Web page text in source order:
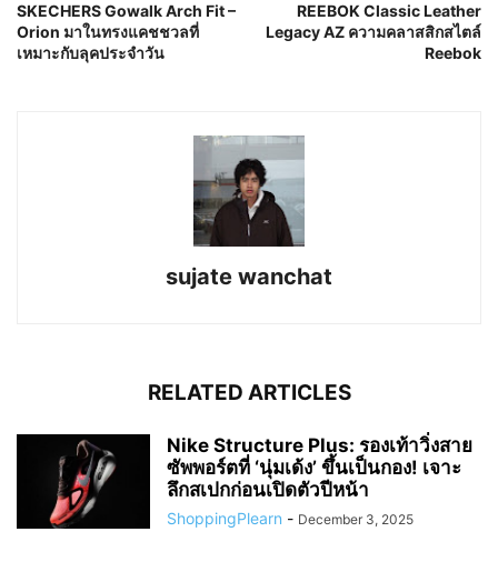
SKECHERS Gowalk Arch Fit –
Orion มาในทรงแคชชวลที่
เหมาะกับลุคประจำวัน
REEBOK Classic Leather
Legacy AZ ความคลาสสิกสไตล์
Reebok
sujate wanchat
RELATED ARTICLES
Nike Structure Plus: รองเท้าวิ่งสาย
ซัพพอร์ตที่ ‘นุ่มเด้ง’ ขึ้นเป็นกอง! เจาะ
ลึกสเปกก่อนเปิดตัวปีหน้า
ShoppingPlearn - December 3, 2025